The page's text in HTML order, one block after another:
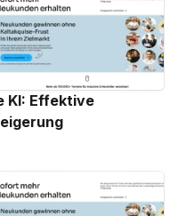
KI: Effektive